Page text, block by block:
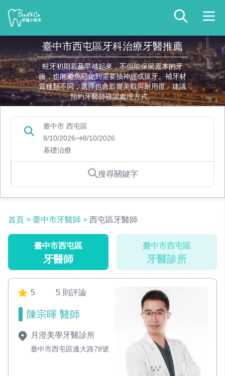
臺中市西屯區牙科治療牙醫推薦
蛀牙初期若及早補起來，不但能保留原本的牙
齒，也能避免惡化到需要抽神經或拔牙。補牙材
質種類不同，選擇也會影響美觀與耐用度。建議
預約牙醫師確認處理方式。
臺中市 西屯區
8/10/2026
8/10/2026
基礎治療
搜尋關鍵字
首頁 > 臺中市牙醫師 > 西屯區牙醫師
臺中市西屯區
牙醫師
臺中市西屯區
牙醫診所
5 5 則評論
陳宗暉 醫師
月澄美學牙醫診所
臺中市西屯區逢大路78號